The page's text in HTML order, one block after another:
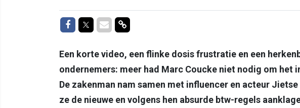
Delen op Facebook
Delen op Twitter
Delen via Mail
Delen via link
Een korte video, een flinke dosis frustratie en een
ondernemers: meer had Marc Coucke niet nodig om het
De zakenman nam samen met influencer en acteur
ze de nieuwe en volgens hen absurde btw-regels